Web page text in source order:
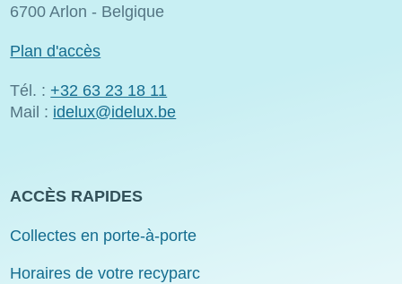
6700 Arlon - Belgique
Plan d'accès
Tél. : +32 63 23 18 11
Mail : idelux@idelux.be
ACCÈS RAPIDES
Collectes en porte-à-porte
Horaires de votre recyparc